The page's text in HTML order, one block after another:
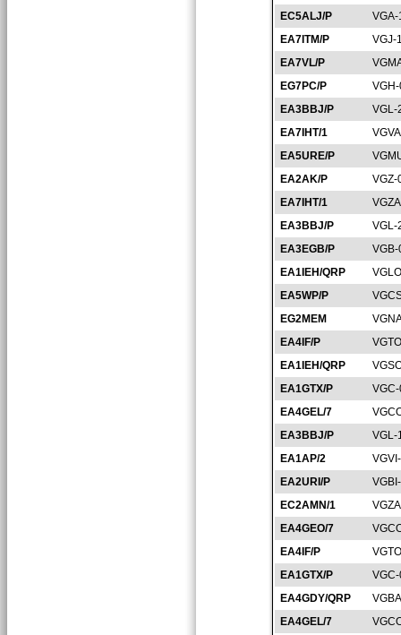
EC5ALJ/P
EA7ITM/P
VGJ-
EA7VL/P
EG7PC/P
EA3BBJ/P
VGL-
EA7IHT/1
EA5URE/P
EA2AK/P
VGZ-
EA7IHT/1
EA3BBJ/P
VGL-
EA3EGB/P
EA1IEH/QRP
EA5WP/P
EG2MEM
EA4IF/P
EA1IEH/QRP
EA1GTX/P
EA4GEL/7
EA3BBJ/P
VGL-
EA1AP/2
EA2URI/P
EC2AMN/1
EA4GEO/7
EA4IF/P
EA1GTX/P
EA4GDY/QRP
EA4GEL/7